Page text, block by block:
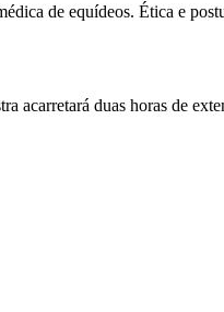
de equídeos. Ética e
acarretará duas horas de